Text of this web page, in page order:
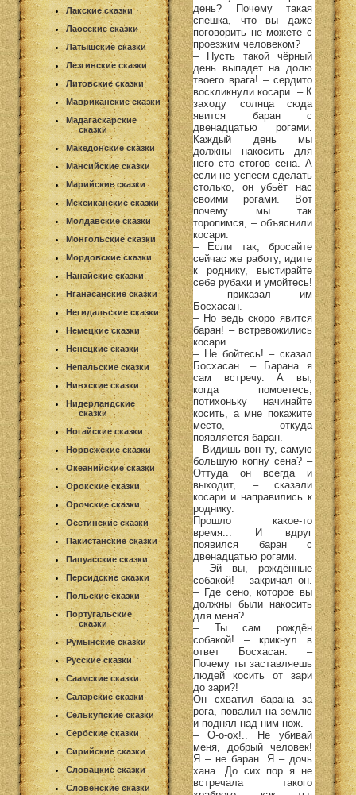
Лакские сказки
Лаосские сказки
Латышские сказки
Лезгинские сказки
Литовские сказки
Мавриканские сказки
Мадагаскарские
сказки
Македонские сказки
Мансийские сказки
Марийские сказки
Мексиканские сказки
Молдавские сказки
Монгольские сказки
Мордовские сказки
Нанайские сказки
Нганасанские сказки
Негидальские сказки
Немецкие сказки
Ненецкие сказки
Непальские сказки
Нивхские сказки
Нидерландские
сказки
Ногайские сказки
Норвежские сказки
Океанийские сказки
Орокские сказки
Орочские сказки
Осетинские сказки
Пакистанские сказки
Папуасские сказки
Персидские сказки
Польские сказки
Португальские
сказки
Румынские сказки
Русские сказки
Саамские сказки
Саларские сказки
Селькупские сказки
Сербские сказки
Сирийские сказки
Словацкие сказки
Словенские сказки
день? Почему такая
спешка, что вы даже
поговорить не можете с
проезжим человеком?
– Пусть такой чёрный
день выпадет на долю
твоего врага! – сердито
воскликнули косари. – К
заходу солнца сюда
явится баран с
двенадцатью рогами.
Каждый день мы
должны накосить для
него сто стогов сена. А
если не успеем сделать
столько, он убьёт нас
своими рогами. Вот
почему мы так
торопимся, – объяснили
косари.
– Если так, бросайте
сейчас же работу, идите
к роднику, выстирайте
себе рубахи и умойтесь!
– приказал им
Босхасан.
– Но ведь скоро явится
баран! – встревожились
косари.
– Не бойтесь! – сказал
Босхасан. – Барана я
сам встречу. А вы,
когда помоетесь,
потихоньку начинайте
косить, а мне покажите
место, откуда
появляется баран.
– Видишь вон ту, самую
большую копну сена? –
Оттуда он всегда и
выходит, – сказали
косари и направились к
роднику.
Прошло какое-то
время... И вдруг
появился баран с
двенадцатью рогами.
– Эй вы, рождённые
собакой! – закричал он.
– Где сено, которое вы
должны были накосить
для меня?
– Ты сам рождён
собакой! – крикнул в
ответ Босхасан. –
Почему ты заставляешь
людей косить от зари
до зари?!
Он схватил барана за
рога, повалил на землю
и поднял над ним нож.
– О-о-ох!.. Не убивай
меня, добрый человек!
Я – не баран. Я – дочь
хана. До сих пор я не
встречала такого